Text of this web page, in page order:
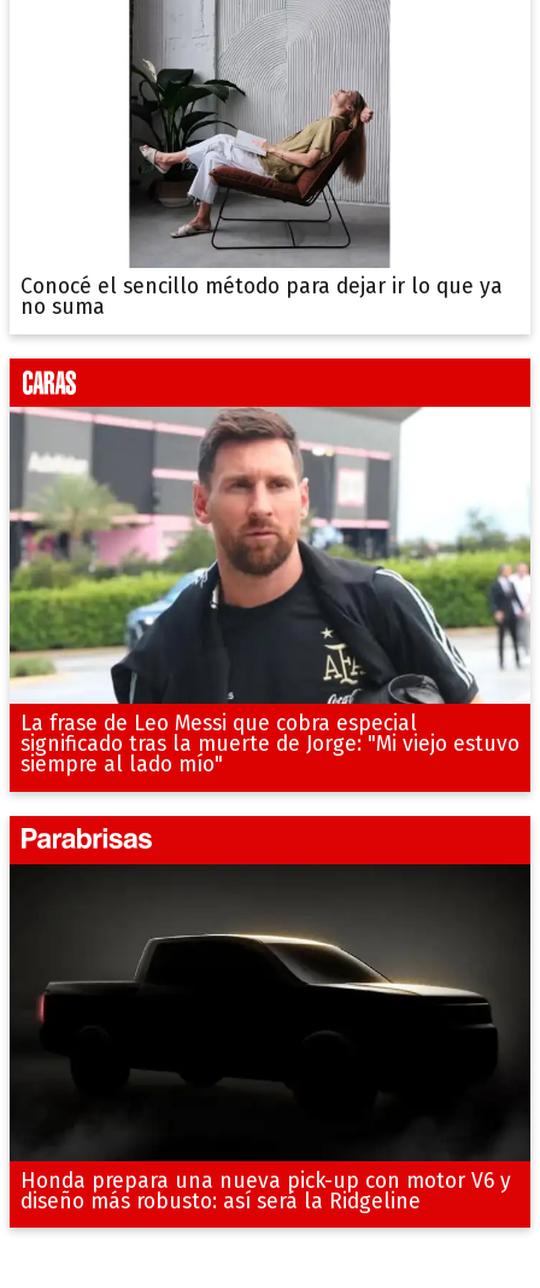
Conocé el sencillo método para dejar ir lo que ya
no suma
La frase de Leo Messi que cobra especial
significado tras la muerte de Jorge: "Mi viejo estuvo
siempre al lado mío"
Honda prepara una nueva pick-up con motor V6 y
diseño más robusto: así será la Ridgeline